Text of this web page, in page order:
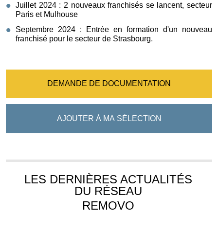
Juillet 2024 : 2 nouveaux franchisés se lancent, secteur
Paris et Mulhouse
Septembre 2024 : Entrée en formation d'un nouveau
franchisé pour le secteur de Strasbourg.
DEMANDE DE DOCUMENTATION
AJOUTER À MA SÉLECTION
LES DERNIÈRES ACTUALITÉS
DU RÉSEAU
REMOVO